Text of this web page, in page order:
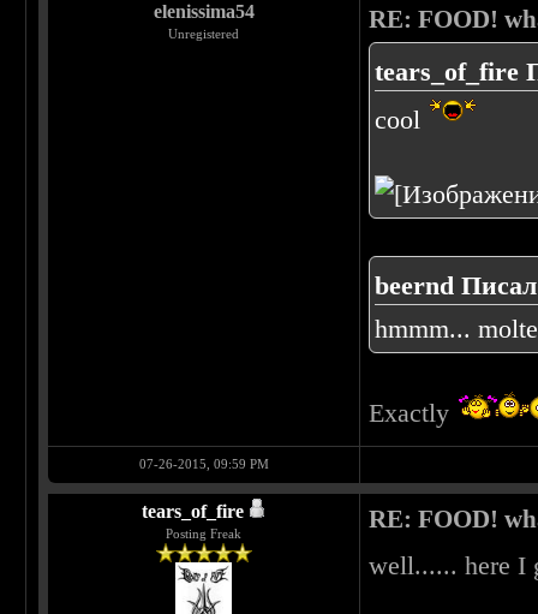
elenissima54
Unregistered
RE: FOOD!
tears_of_fire
cool
beernd
hmmm...
Exactly
07-26-2015, 09:59 PM
tears_of_fire
Posting Freak
RE: FOOD!
well...... here I